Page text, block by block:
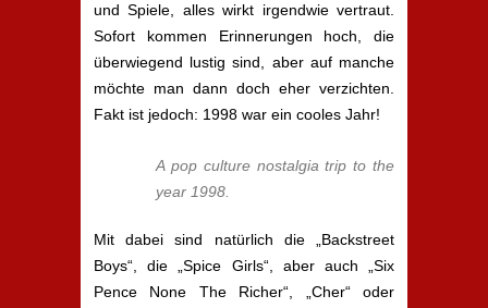
und Spiele, alles wirkt irgendwie vertraut.
Sofort kommen Erinnerungen hoch, die
überwiegend lustig sind, aber auf manche
möchte man dann doch eher verzichten.
Fakt ist jedoch: 1998 war ein cooles Jahr!
A pop culture nostalgia trip to the
year 1998.
Mit dabei sind natürlich die „Backstreet
Boys“, die „Spice Girls“, aber auch „Six
Pence None The Richer“, „Cher“ oder